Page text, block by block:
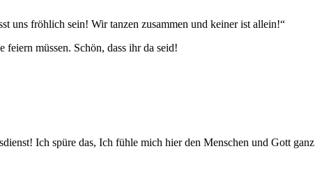
uns fröhlich sein! Wir tanzen zusammen und keiner ist allein!“
müssen. Schön, dass ihr da seid!
Ich spüre das, Ich fühle mich hier den Menschen und Gott